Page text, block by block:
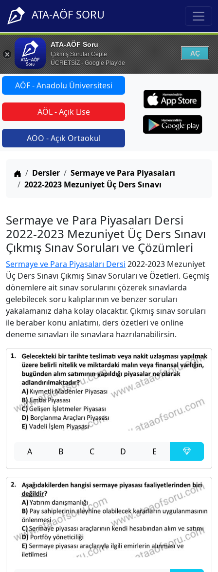
ATA-AÖF SORU
ATA-AÖF Soru
Çıkmış Sorular Cepte
ÜCRETSİZ - Google Play'de
AÇ
AÖF - Anadolu Üniversitesi
AÖL - Açık Lise
AÖO - Açık Ortaokul
Anasayfa
Dersler
Sermaye ve Para Piyasaları
2022-2023 Mezuniyet Üç Ders Sınavı
Sermaye ve Para Piyasaları Dersi
2022-2023 Mezuniyet Üç Ders Sınavı
Çıkmış Sınav Soruları ve Çözümleri
Sermaye ve Para Piyasaları Dersi 2022-2023 Mezuniyet
Üç Ders Sınavı Çıkmış Sınav Soruları ve Özetleri. Geçmiş
dönemlere ait sınav sorularını çözerek sınavlarda
gelebilecek soru kalıplarının ve benzer soruları
yakalamanız daha kolay olacaktır. Çıkmış sınav soruları
ile beraber konu anlatımı, ders özetleri ve online
deneme sınavları ile sınavlara hazrılanabilirsin.
A B C D E